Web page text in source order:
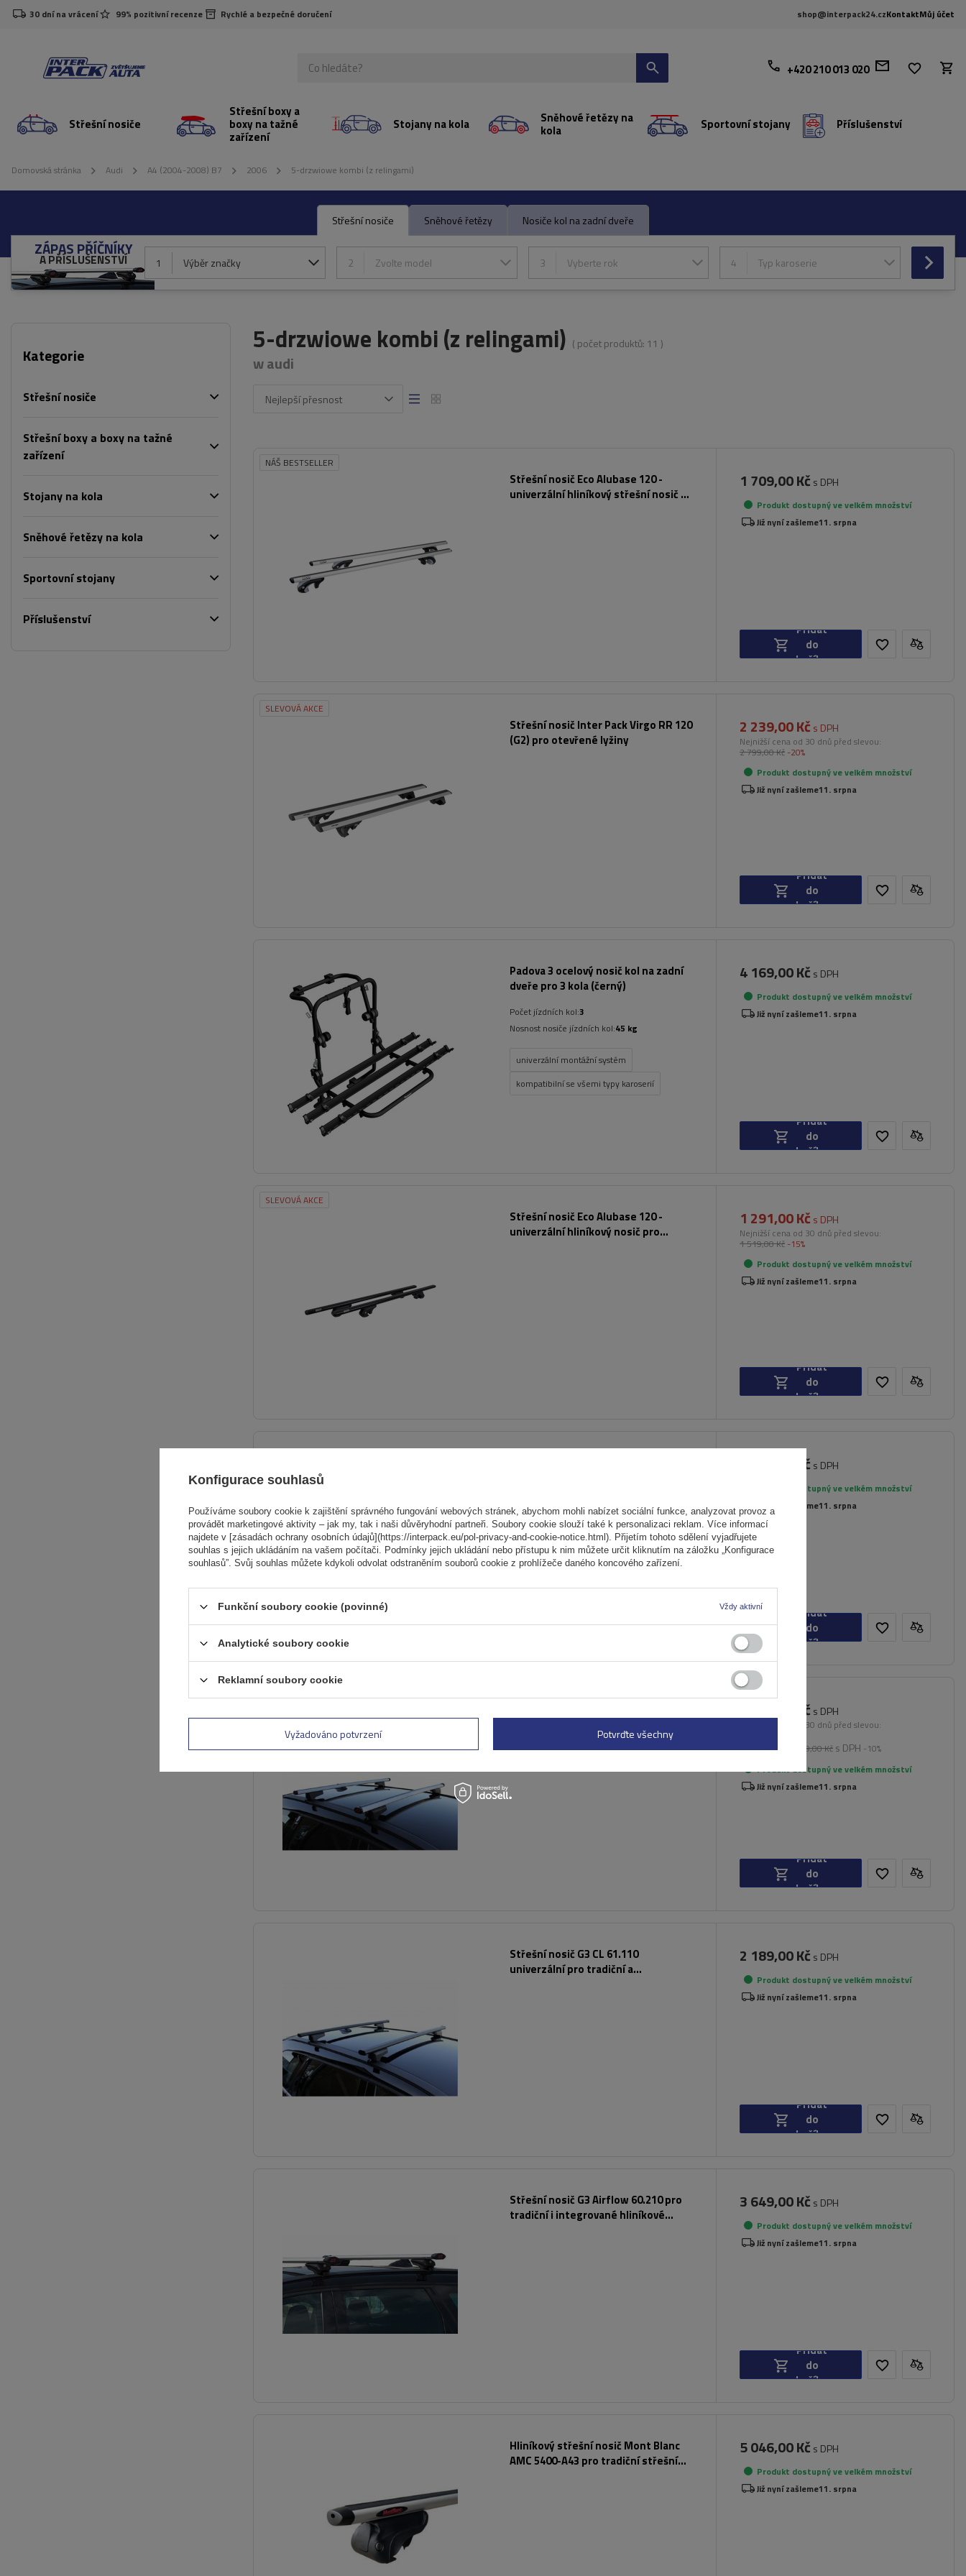
30 dní na vrácení 99% pozitivní recenze Rychlé a bezpečné doručení shop@interpack24.czKontaktMůj účet
+420 210 013 020
Střešní nosiče
Střešní boxy a
boxy na tažné
zařízení
Stojany na kola Sněhové řetězy na
kola Sportovní stojany Příslušenství
Domovská stránka Audi A4 (2004-2008) B7 2006 5-drzwiowe kombi (z relingami)
Střešní nosiče Sněhové řetězy Nosiče kol na zadní dveře
ZÁPAS PŘÍČNÍKY
A PŘÍSLUŠENSTVÍ 1 Výběr značky 2 Zvolte model 3 Vyberte rok 4 Typ karoserie
Kategorie
Střešní nosiče
Střešní boxy a boxy na tažné
zařízení
Stojany na kola
Sněhové řetězy na kola
Sportovní stojany
Příslušenství
5-drzwiowe kombi (z relingami) ( počet produktů: 11 )
w audi
Nejlepší přesnost
NÁŠ BESTSELLER
Střešní nosič Eco Alubase 120 -
univerzální hliníkový střešní nosič na
1 709,00 Kč s DPH
Produkt dostupný ve velkém množství
Již nyní zašleme11. srpna
Přidat
do
košíku
SLEVOVÁ AKCE
Střešní nosič Inter Pack Virgo RR 120
(G2) pro otevřené lyžiny
2 239,00 Kč s DPH
Nejnižší cena od 30 dnů před slevou:
2 799,00 Kč -20%
Produkt dostupný ve velkém množství
Již nyní zašleme11. srpna
Přidat
do
košíku
Padova 3 ocelový nosič kol na zadní
dveře pro 3 kola (černý)
Počet jízdních kol:3
Nosnost nosiče jízdních kol:45 kg
univerzální montážní systém
kompatibilní se všemi typy karoserií
4 169,00 Kč s DPH
Produkt dostupný ve velkém množství
Již nyní zašleme11. srpna
Přidat
do
košíku
SLEVOVÁ AKCE
Střešní nosič Eco Alubase 120 -
univerzální hliníkový nosič pro
1 291,00 Kč s DPH
Nejnižší cena od 30 dnů před slevou:
1 519,00 Kč -15%
Produkt dostupný ve velkém množství
Již nyní zašleme11. srpna
Přidat
do
košíku
Maximální hmotnost jízdního kola:22,5 kg
Nosnost nosiče jízdních kol: 45 kg
kompatibilní s elektrokoly
hliníková konstrukce
5 229,00 Kč s DPH
Produkt dostupný ve velkém množství
Již nyní zašleme11. srpna
Přidat
do
košíku
60.110 pro tradiční a integrované
2 852,00 Kč s DPH
Nejnižší cena od 30 dnů před slevou:
Běžná cena:
3 169,00 Kč s DPH -10%
Produkt dostupný ve velkém množství
Již nyní zašleme11. srpna
Přidat
do
košíku
Střešní nosič G3 CL 61.110
univerzální pro tradiční a
2 189,00 Kč s DPH
Produkt dostupný ve velkém množství
Již nyní zašleme11. srpna
Přidat
do
košíku
Střešní nosič G3 Airflow 60.210 pro
tradiční i integrované hliníkové
3 649,00 Kč s DPH
Produkt dostupný ve velkém množství
Již nyní zašleme11. srpna
Přidat
do
košíku
Hliníkový střešní nosič Mont Blanc
AMC 5400-A43 pro tradiční střešní
5 046,00 Kč s DPH
Produkt dostupný ve velkém množství
Již nyní zašleme11. srpna
Konfigurace souhlasů
Používáme soubory cookie k zajištění správného fungování webových stránek, abychom mohli nabízet sociální funkce, analyzovat provoz a
provádět marketingové aktivity – jak my, tak i naši důvěryhodní partneři. Soubory cookie slouží také k personalizaci reklam. Více informací
najdete v [zásadách ochrany osobních údajů](https://interpack.eu/pol-privacy-and-cookie-notice.html). Přijetím tohoto sdělení vyjadřujete
souhlas s jejich ukládáním na vašem počítači. Podmínky jejich ukládání nebo přístupu k nim můžete určit kliknutím na záložku „Konfigurace
souhlasů”. Svůj souhlas můžete kdykoli odvolat odstraněním souborů cookie z prohlížeče daného koncového zařízení.
Funkční soubory cookie (povinné) Vždy aktivní
Analytické soubory cookie
Reklamní soubory cookie
Vyžadováno potvrzení Potvrďte všechny